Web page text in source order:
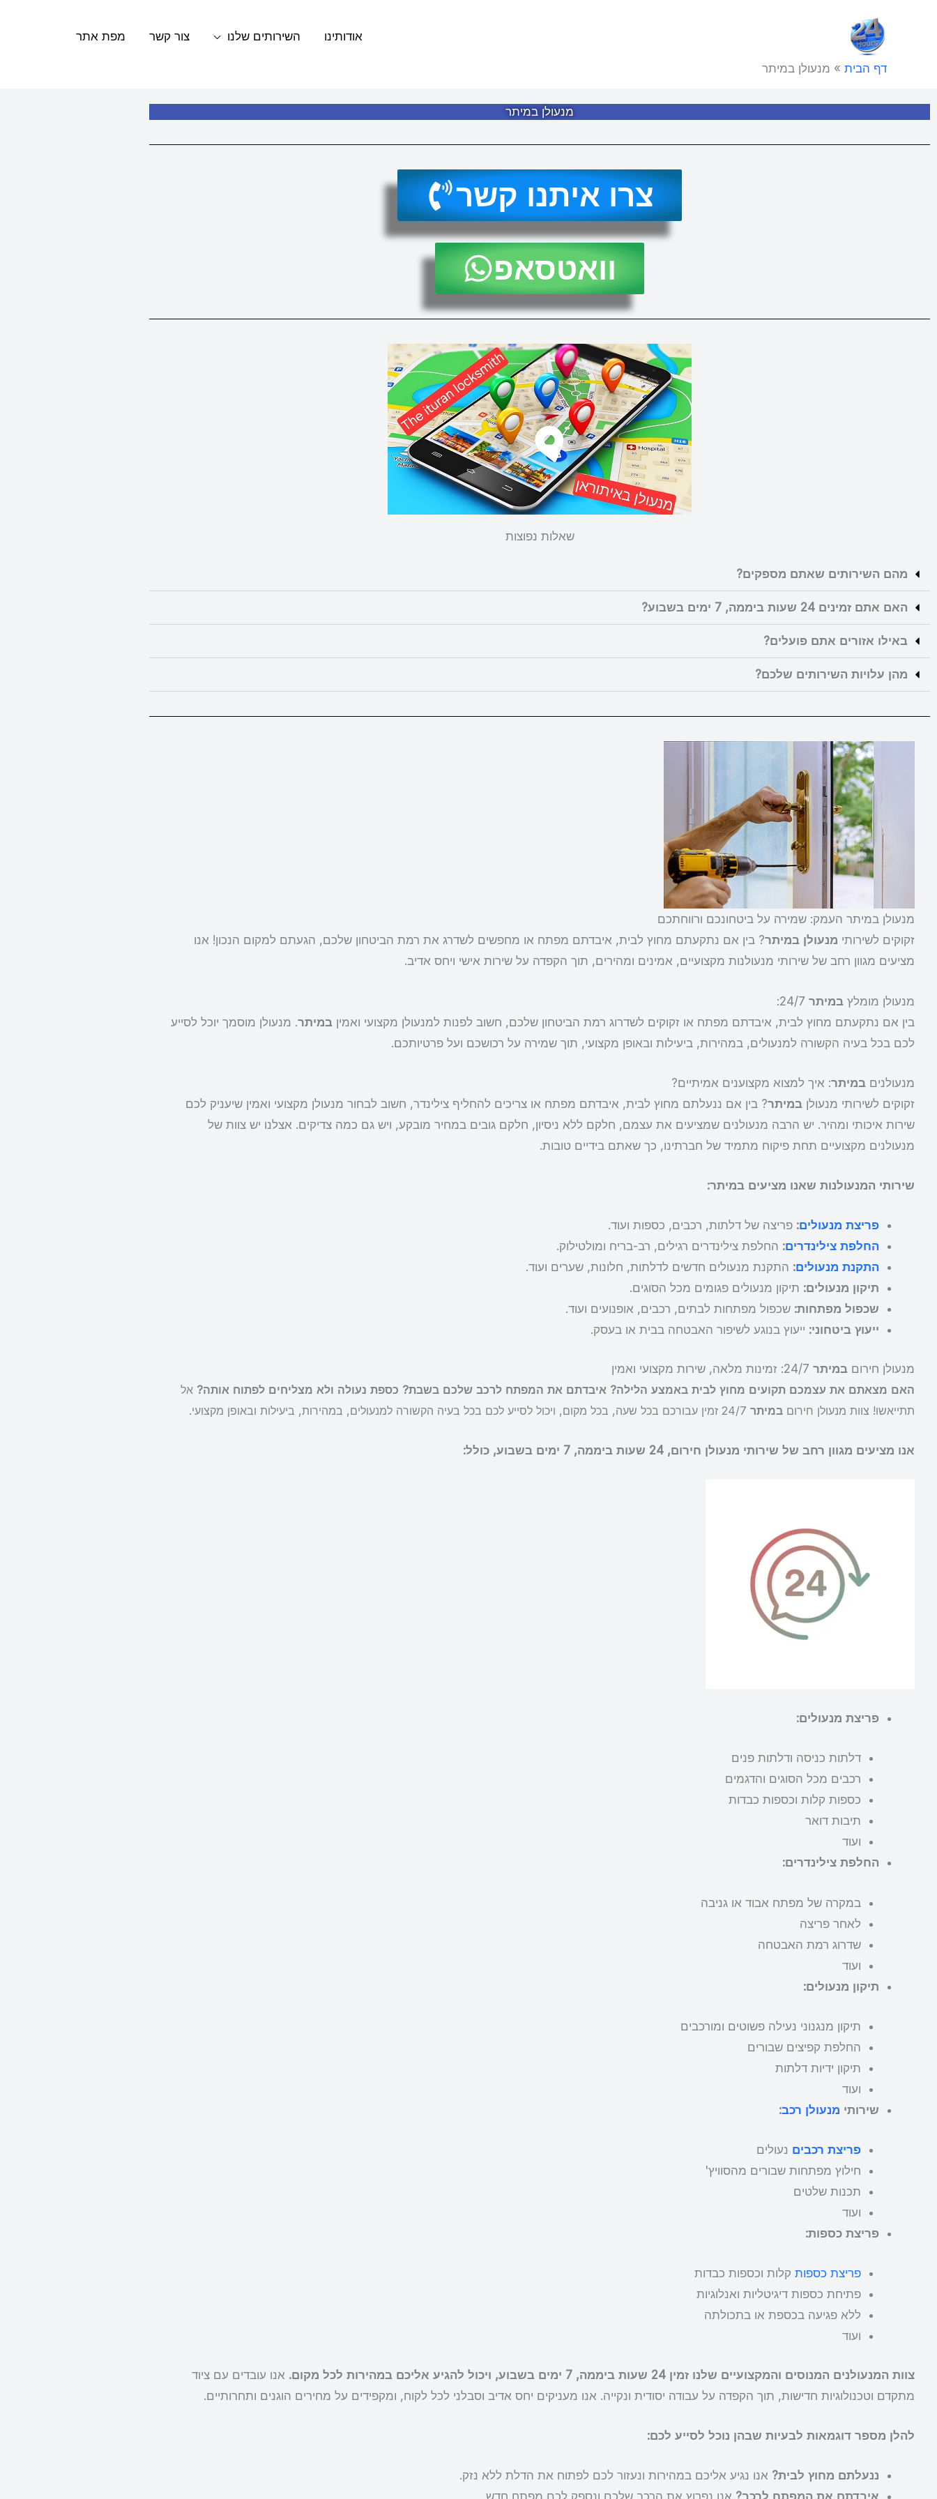
אודותינו השירותים שלנו צור קשר מפת אתר
דף הבית » מנעולן במיתר
מנעולן במיתר
צרו איתנו קשר
וואטסאפ
שאלות נפוצות
מהם השירותים שאתם מספקים?
האם אתם זמינים 24 שעות ביממה, 7 ימים בשבוע?
באילו אזורים אתם פועלים?
מהן עלויות השירותים שלכם?
מנעולן במיתר העמק: שמירה על ביטחונכם ורווחתכם
זקוקים לשירותי מנעולן במיתר? בין אם נתקעתם מחוץ לבית, איבדתם מפתח או מחפשים לשדרג את רמת הביטחון שלכם, הגעתם למקום הנכון! אנו
מציעים מגוון רחב של שירותי מנעולנות מקצועיים, אמינים ומהירים, תוך הקפדה על שירות אישי ויחס אדיב.
מנעולן מומלץבמיתר 24/7:
בין אם נתקעתם מחוץ לבית, איבדתם מפתח או זקוקים לשדרוג רמת הביטחון שלכם, חשוב לפנות למנעולן מקצועי ואמיןבמיתר. מנעולן מוסמך יוכל לסייע
לכם בכל בעיה הקשורה למנעולים, במהירות, ביעילות ובאופן מקצועי, תוך שמירה על רכושכם ועל פרטיותכם.
מנעולניםבמיתר: איך למצוא מקצוענים אמיתיים?
זקוקים לשירותי מנעולןבמיתר? בין אם ננעלתם מחוץ לבית, איבדתם מפתח או צריכים להחליף צילינדר, חשוב לבחור מנעולן מקצועי ואמין שיעניק לכם
שירות איכותי ומהיר. יש הרבה מנעולנים שמציעים את עצמם, חלקם ללא ניסיון, חלקם גובים במחיר מובקע, ויש גם כמה צדיקים. אצלנו יש צוות של
מנעולנים מקצועיים תחת פיקוח מתמיד של חברתינו, כך שאתם בידיים טובות.
שירותי המנעולנות שאנו מציעים במיתר:
פריצת מנעולים: פריצה של דלתות, רכבים, כספות ועוד.
החלפת צילינדרים: החלפת צילינדרים רגילים, רב-בריח ומולטילוק.
התקנת מנעולים: התקנת מנעולים חדשים לדלתות, חלונות, שערים ועוד.
תיקון מנעולים: תיקון מנעולים פגומים מכל הסוגים.
שכפול מפתחות: שכפול מפתחות לבתים, רכבים, אופנועים ועוד.
ייעוץ ביטחוני: ייעוץ בנוגע לשיפור האבטחה בבית או בעסק.
מנעולן חירוםבמיתר 24/7: זמינות מלאה, שירות מקצועי ואמין
האם מצאתם את עצמכם תקועים מחוץ לבית באמצע הלילה? איבדתם את המפתח לרכב שלכם בשבת? כספת נעולה ולא מצליחים לפתוח אותה? אל
תתייאשו! צוות מנעולן חירוםבמיתר 24/7 זמין עבורכם בכל שעה, בכל מקום, ויכול לסייע לכם בכל בעיה הקשורה למנעולים, במהירות, ביעילות ובאופן מקצועי.
אנו מציעים מגוון רחב של שירותי מנעולן חירום, 24 שעות ביממה, 7 ימים בשבוע, כולל:
פריצת מנעולים:
דלתות כניסה ודלתות פנים
רכבים מכל הסוגים והדגמים
כספות קלות וכספות כבדות
תיבות דואר
ועוד
החלפת צילינדרים:
במקרה של מפתח אבוד או גניבה
לאחר פריצה
שדרוג רמת האבטחה
ועוד
תיקון מנעולים:
תיקון מנגנוני נעילה פשוטים ומורכבים
החלפת קפיצים שבורים
תיקון ידיות דלתות
ועוד
שירותי מנעולן רכב:
פריצת רכבים נעולים
חילוץ מפתחות שבורים מהסוויץ'
תכנות שלטים
ועוד
פריצת כספות:
פריצת כספותקלות וכספות כבדות
פתיחת כספות דיגיטליות ואנלוגיות
ללא פגיעה בכספת או בתכולתה
ועוד
צוות המנעולנים המנוסים והמקצועיים שלנו זמין 24 שעות ביממה, 7 ימים בשבוע, ויכול להגיע אליכם במהירות לכל מקום.
אנו עובדים עם ציוד
מתקדם וטכנולוגיות חדישות, תוך הקפדה על עבודה יסודית ונקייה. אנו מעניקים יחס אדיב וסבלני לכל לקוח, ומקפידים על מחירים הוגנים ותחרותיים.
להלן מספר דוגמאות לבעיות שבהן נוכל לסייע לכם:
ננעלתם מחוץ לבית? אנו נגיע אליכם במהירות ונעזור לכם לפתוח את הדלת ללא נזק.
איבדתם את המפתח לרכב? אנו נפרוץ את הרכב שלכם ונספק לכם מפתח חדש.